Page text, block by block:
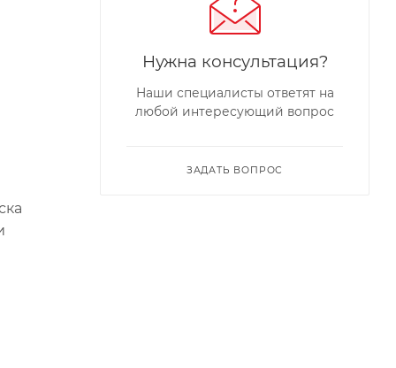
Нужна консультация?
Наши специалисты ответят на
любой интересующий вопрос
ЗАДАТЬ ВОПРОС